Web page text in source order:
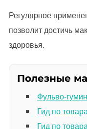
Регулярное
позволит достичь
здоровья.
Полезные
Фульво-
Гид по
Гид по